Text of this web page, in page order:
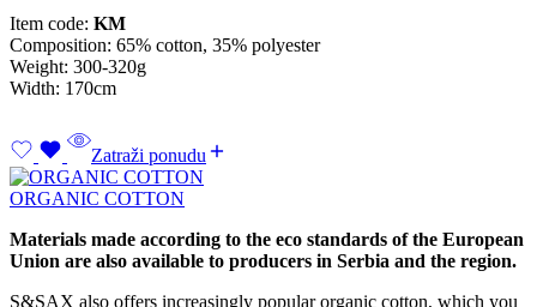
Item code: KM
Composition: 65% cotton, 35% polyester
Weight: 300-320g
Width: 170cm
Zatraži ponudu
ORGANIC COTTON
Materials made according to the eco standards of the European
Union are also available to producers in Serbia and the region.
S&SAX also offers increasingly popular organic cotton, which you